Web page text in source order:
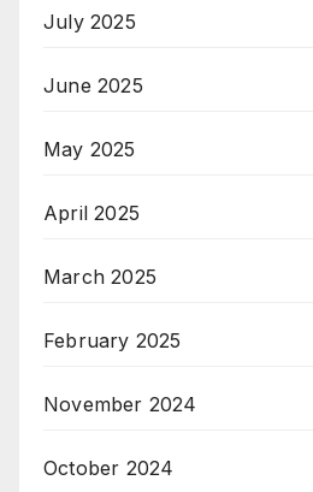
July 2025
June 2025
May 2025
April 2025
March 2025
February 2025
November 2024
October 2024